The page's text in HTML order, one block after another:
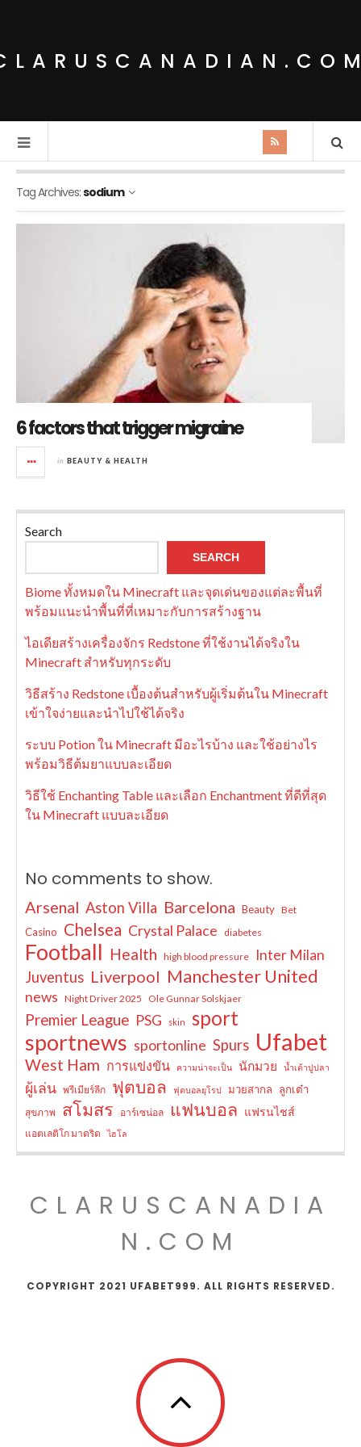
Tag Archives:sodium
6 factors that trigger migraine
in BEAUTY & HEALTH
Search
SEARCH
Biome ทั้งหมดใน Minecraft และจุดเด่นของแต่ละพื้นที่
พร้อมแนะนำพื้นที่ที่เหมาะกับการสร้างฐาน
ไอเดียสร้างเครื่องจักร Redstone ที่ใช้งานได้จริงใน
Minecraft สำหรับทุกระดับ
วิธีสร้าง Redstone เบื้องต้นสำหรับผู้เริ่มต้นใน Minecraft
เข้าใจง่ายและนำไปใช้ได้จริง
ระบบ Potion ใน Minecraft มีอะไรบ้าง และใช้อย่างไร
พร้อมวิธีต้มยาแบบละเอียด
วิธีใช้ Enchanting Table และเลือก Enchantment ที่ดีที่สุด
ใน Minecraft แบบละเอียด
No comments to show.
Arsenal Aston Villa Barcelona Beauty Bet
Casino Chelsea Crystal Palace diabetes
Football Health high blood pressure Inter Milan
Juventus Liverpool Manchester United
news Night Driver 2025 Ole Gunnar Solskjaer
Premier League PSG skin sport
sportnews sportonline Spurs Ufabet
West Ham การแข่งขัน ความน่าจะเป็น นักมวย น้ำเต้าปูปลา
ผู้เล่น พรีเมียร์ลีก ฟุตบอล ฟุตบอลยุโรป มวยสากล ลูกเต๋า
สุขภาพ สโมสร อาร์เซน่อล แฟนบอล แฟรนไชส์
แอตเลติโก มาดริด ไฮโล
CLARUSCANADIA
N.COM
COPYRIGHT 2021 UFABET999. ALL RIGHTS RESERVED.